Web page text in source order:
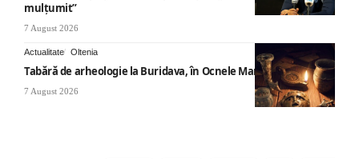
mulțumit”
7 August 2026
Actualitate Oltenia
Tabără de arheologie la Buridava, în Ocnele Mari
7 August 2026